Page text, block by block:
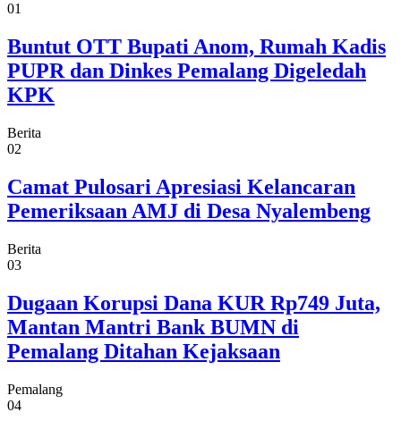
01
Buntut OTT Bupati Anom, Rumah Kadis
PUPR dan Dinkes Pemalang Digeledah
KPK
Berita
02
Camat Pulosari Apresiasi Kelancaran
Pemeriksaan AMJ di Desa Nyalembeng
Berita
03
Dugaan Korupsi Dana KUR Rp749 Juta,
Mantan Mantri Bank BUMN di
Pemalang Ditahan Kejaksaan
Pemalang
04